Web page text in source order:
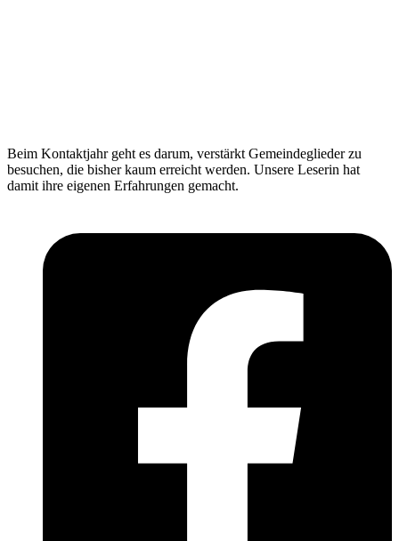
Beim Kontaktjahr geht es darum, verstärkt Gemeindeglieder zu
besuchen, die bisher kaum erreicht werden. Unsere Leserin hat
damit ihre eigenen Erfahrungen gemacht.